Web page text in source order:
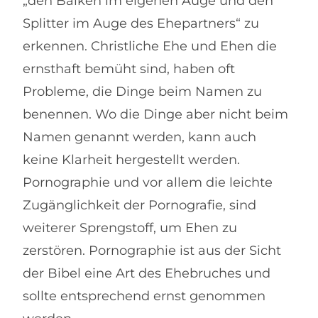
Splitter im Auge des Ehepartners“ zu
erkennen. Christliche Ehe und Ehen die
ernsthaft bemüht sind, haben oft
Probleme, die Dinge beim Namen zu
benennen. Wo die Dinge aber nicht beim
Namen genannt werden, kann auch
keine Klarheit hergestellt werden.
Pornographie und vor allem die leichte
Zugänglichkeit der Pornografie, sind
weiterer Sprengstoff, um Ehen zu
zerstören. Pornographie ist aus der Sicht
der Bibel eine Art des Ehebruches und
sollte entsprechend ernst genommen